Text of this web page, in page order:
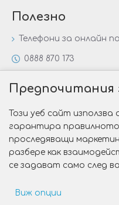
Полезно
Телефони за онлайн
0888 870 173
Специални
Защо да изберете
Как да изберем
Предпочитания
Този уеб сайт използва
гарантира
проследяващи
разбере как
се задават само след
Виж опции